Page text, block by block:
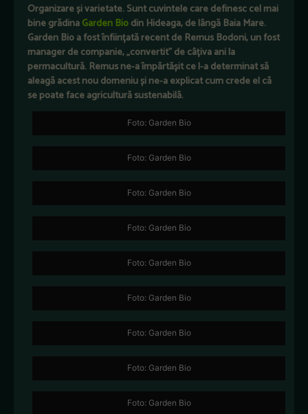
Organizare și varietate. Sunt cuvintele care definesc cel mai
bine grădinaGarden Biodin Hideaga, de lângă Baia Mare.
Garden Bio a fost înființată recent de Remus Bodoni, un fost
manager de companie, „convertit” de câțiva ani la
permacultură. Remus ne-a împărtășit ce l-a determinat să
aleagă acest nou domeniu și ne-a explicat cum crede el că
se poate face agricultură sustenabilă.
Foto: Garden Bio
Foto: Garden Bio
Foto: Garden Bio
Foto: Garden Bio
Foto: Garden Bio
Foto: Garden Bio
Foto: Garden Bio
Foto: Garden Bio
Foto: Garden Bio